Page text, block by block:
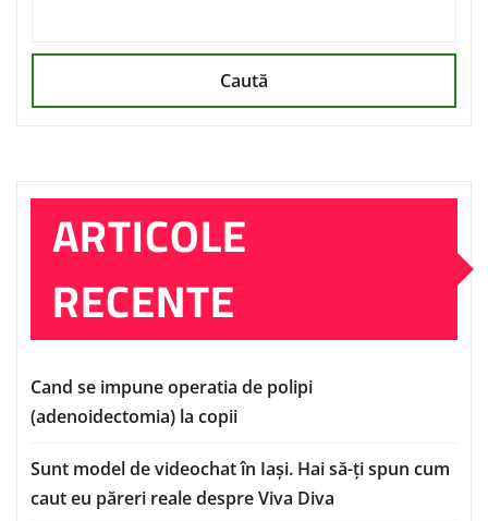
Caută
ARTICOLE
RECENTE
Cand se impune operatia de polipi
(adenoidectomia) la copii
Sunt model de videochat în Iași. Hai să-ți spun cum
caut eu păreri reale despre Viva Diva